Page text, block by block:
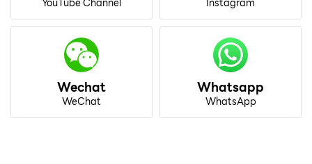
Wechat
WeChat
Whatsapp
WhatsApp